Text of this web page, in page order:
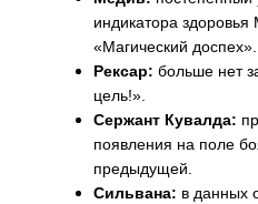
индикатора
«Магический доспех».
Рексар: больше нет
цель!».
Сержант Кувалда:
появления на поле
предыдущей.
Сильвана: в данных